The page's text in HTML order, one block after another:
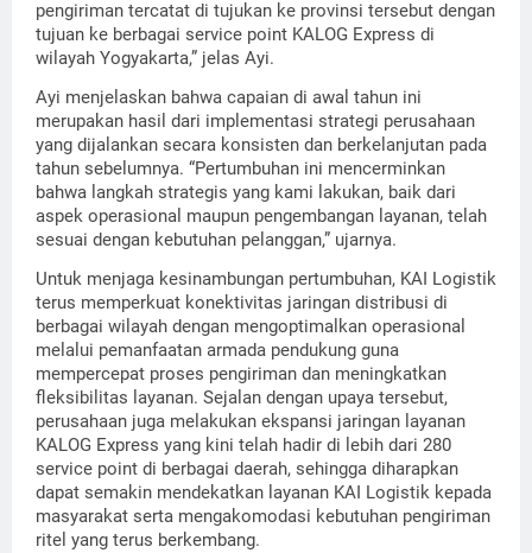
pengiriman tercatat di tujukan ke provinsi tersebut dengan
tujuan ke berbagai service point KALOG Express di
wilayah Yogyakarta,” jelas Ayi.
Ayi menjelaskan bahwa capaian di awal tahun ini
merupakan hasil dari implementasi strategi perusahaan
yang dijalankan secara konsisten dan berkelanjutan pada
tahun sebelumnya. “Pertumbuhan ini mencerminkan
bahwa langkah strategis yang kami lakukan, baik dari
aspek operasional maupun pengembangan layanan, telah
sesuai dengan kebutuhan pelanggan,” ujarnya.
Untuk menjaga kesinambungan pertumbuhan, KAI Logistik
terus memperkuat konektivitas jaringan distribusi di
berbagai wilayah dengan mengoptimalkan operasional
melalui pemanfaatan armada pendukung guna
mempercepat proses pengiriman dan meningkatkan
fleksibilitas layanan. Sejalan dengan upaya tersebut,
perusahaan juga melakukan ekspansi jaringan layanan
KALOG Express yang kini telah hadir di lebih dari 280
service point di berbagai daerah, sehingga diharapkan
dapat semakin mendekatkan layanan KAI Logistik kepada
masyarakat serta mengakomodasi kebutuhan pengiriman
ritel yang terus berkembang.